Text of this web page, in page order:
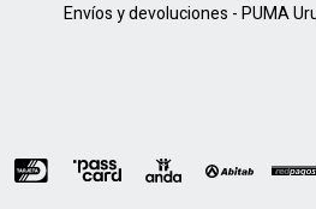
Envíos y devoluciones - PUMA